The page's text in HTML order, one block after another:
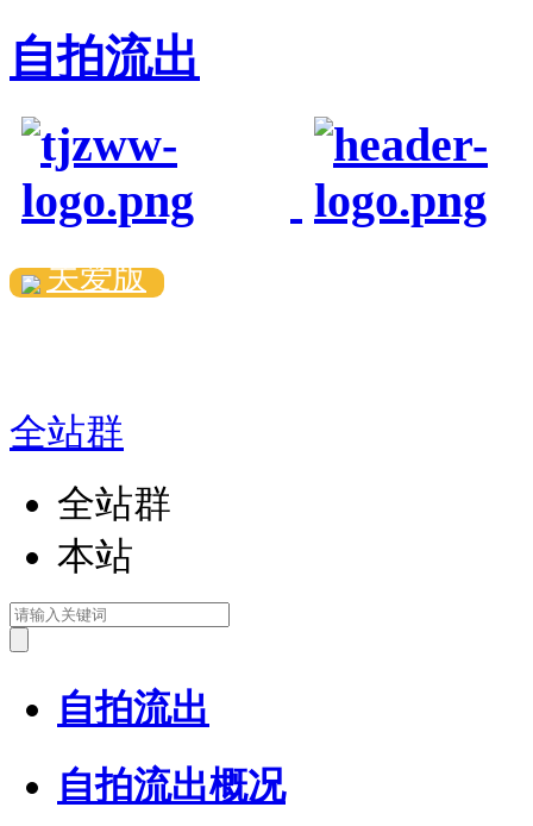
自拍流出
关爱版
全站群
全站群
本站
自拍流出
自拍流出概况